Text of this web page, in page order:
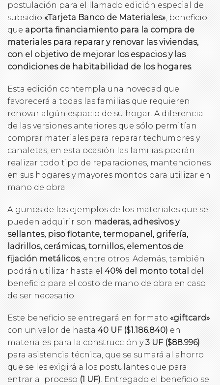
postulación para el llamado edición especial del
subsidio «Tarjeta Banco de Materiales», beneficio
que aporta financiamiento para la compra de
materiales para reparar y renovar las viviendas,
con el objetivo de mejorar los espacios y las
condiciones de habitabilidad de los hogares.
Esta edición contempla una novedad que
favorecerá a todas las familias que requieren
renovar algún espacio de su hogar. A diferencia
de las versiones anteriores que sólo permitían
comprar materiales para reparar techumbres y
canaletas, en esta ocasión las familias podrán
realizar todo tipo de reparaciones, mantenciones
en sus hogares y mayores montos para utilizar en
mano de obra.
Algunos de los ejemplos de los materiales que se
pueden adquirir son maderas, adhesivos y
sellantes, piso flotante, termopanel, grifería,
ladrillos, cerámicas, tornillos, elementos de
fijación metálicos, entre otros. Además, también
podrán utilizar hasta el 40% del monto total del
beneficio para el costo de mano de obra en caso
de ser necesario.
Este beneficio se entregará en formato «giftcard»
con un valor de hasta 40 UF ($1.186.840) en
materiales para la construcción y3 UF ($88.996)
para asistencia técnica, que se sumará al ahorro
que se les exigirá a los postulantes que para
entrar al proceso (1 UF). Entregado el beneficio se